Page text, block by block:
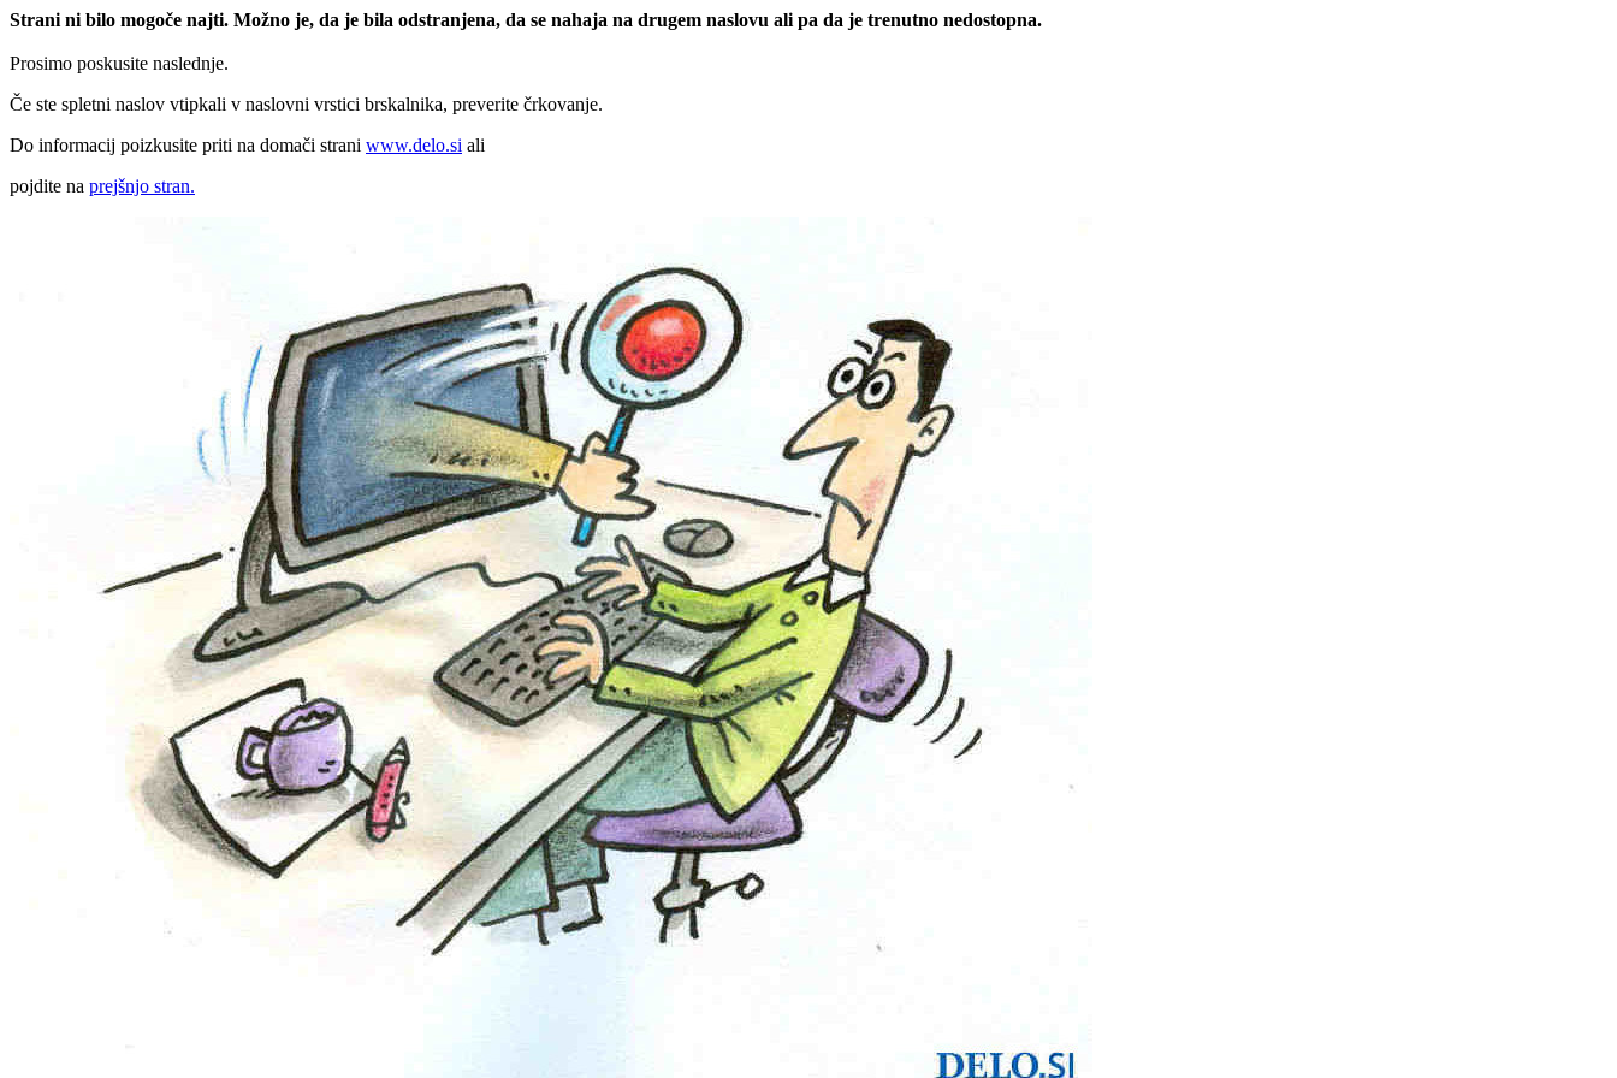
Strani ni bilo mogoče najti. Možno je, da je bila odstranjena, da se nahaja na drugem naslovu ali pa da je trenutno nedostopna.
Prosimo poskusite naslednje.
Če ste spletni naslov vtipkali v naslovni vrstici brskalnika, preverite črkovanje.
Do informacij poizkusite priti na domači strani www.delo.si ali
pojdite na prejšnjo stran.